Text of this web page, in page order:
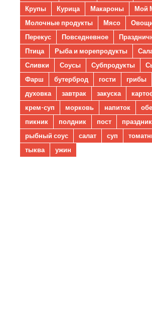
Крупы
Курица Макароны
Мой
Молочные продукты
Мясо
Перекус
Повседневное
Птица
Рыба и морепродукты
Сливки
Соусы Субпродукты
Фарш
бутерброд гости грибы
духовка
завтрак закуска
крем-суп
морковь напиток
пикник
полдник пост праздник
рыбный соус
салат суп
тыква
ужин